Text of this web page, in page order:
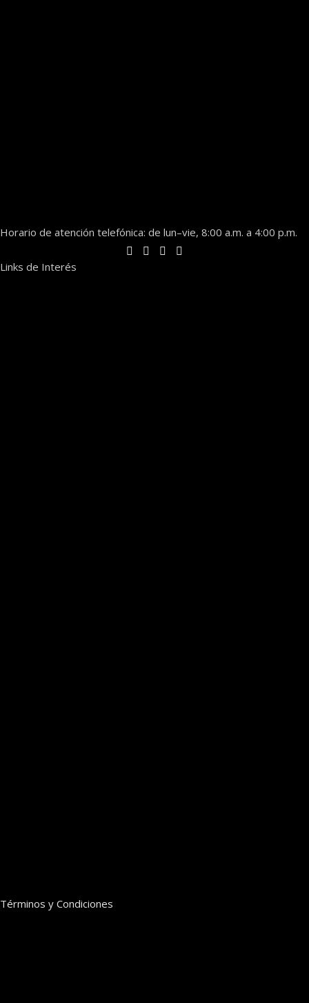
Horario de atención telefónica: de lun–vie, 8:00 a.m. a 4:00 p.m.
Links de Interés
Términos y Condiciones